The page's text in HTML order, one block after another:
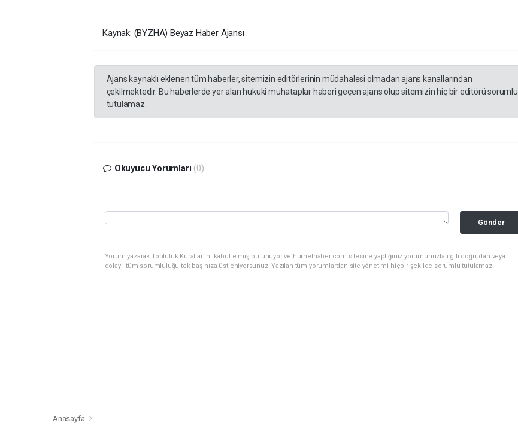
Kaynak: (BYZHA) Beyaz Haber Ajansı
Ajans kaynaklı eklenen tüm haberler, sitemizin editörlerinin müdahalesi olmadan ajans kanallarından
çekilmektedir. Bu haberlerde yer alan hukuki muhataplar haberi geçen ajans olup sitemizin hiç bir editörü sorumlu
tutulamaz.
Okuyucu Yorumları (0)
Gönder
Yorum yazarak Topluluk Kuralları’nı kabul etmiş bulunuyor ve hurnethaber.com sitesine yaptığınız yorumunuzla ilgili doğrudan veya
dolaylı tüm sorumluluğu tek başınıza üstleniyorsunuz. Yazılan tüm yorumlardan site yönetimi hiçbir şekilde sorumlu tutulamaz.
Anasayfa